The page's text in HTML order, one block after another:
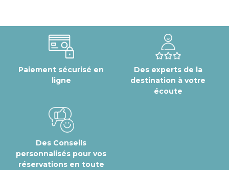
Paiement sécurisé en
ligne
Des experts de la
destination à votre
écoute
Des Conseils
personnalisés pour vos
réservations en toute